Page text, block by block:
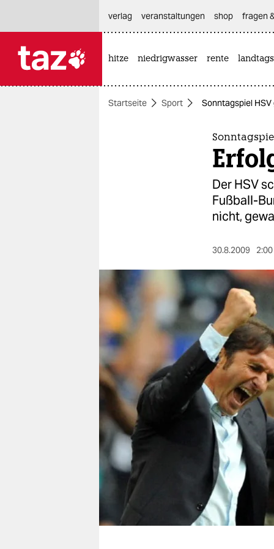
themen
berlin
nord
wahrheit
verlag
verlag
veranstaltungen
shop
fragen & hilfe
unterstützen
genossenschaft
verlag
veranstaltungen shop fragen
hitze niedrigwasser rente
Startseite Sport Sonntagspiel
Der HSV
Fußball-
nicht,
30.8.2009